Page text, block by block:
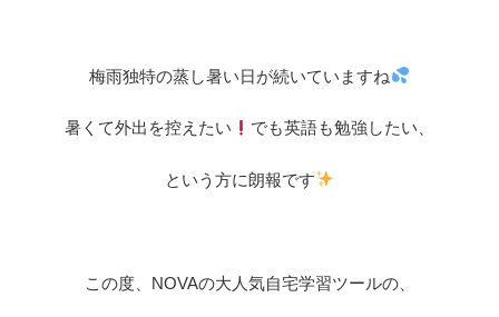
梅雨独特の蒸し暑い日が続いていますね
暑くて外出を控えたい でも英語も勉強したい、
という方に朗報です
この度、NOVAの大人気自宅学習ツールの、